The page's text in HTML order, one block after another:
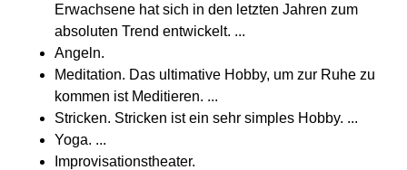
Erwachsene hat sich in den letzten Jahren zum
absoluten Trend entwickelt. ...
Angeln.
Meditation. Das ultimative Hobby, um zur Ruhe zu
kommen ist Meditieren. ...
Stricken. Stricken ist ein sehr simples Hobby. ...
Yoga. ...
Improvisationstheater.